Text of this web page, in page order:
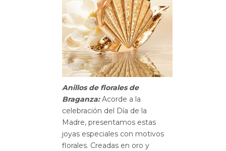
Anillos de florales de
Braganza: Acorde a la
celebración del Día de la
Madre, presentamos estas
joyas especiales con motivos
florales. Creadas en oro y